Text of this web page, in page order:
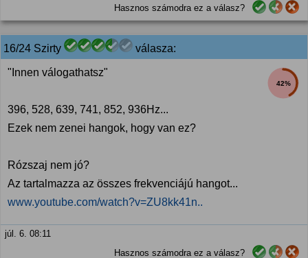
Hasznos számodra ez a válasz?
16/24 Szirty válasza:
42%
"Innen válogathatsz"
396, 528, 639, 741, 852, 936Hz...
Ezek nem zenei hangok, hogy van ez?
Rózszaj nem jó?
Az tartalmazza az összes frekvenciájú hangot...
www.youtube.com/watch?v=ZU8kk41n..
júl. 6. 08:11
Hasznos számodra ez a válasz?